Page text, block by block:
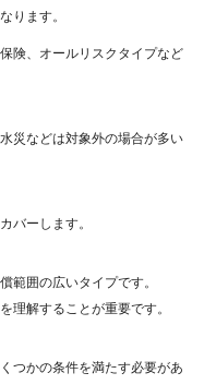
ります。
険、オールリスクタイプなど
災などは対象外の場合が多い
バーします。
範囲の広いタイプです。
理解することが重要です。
つかの条件を満たす必要があ